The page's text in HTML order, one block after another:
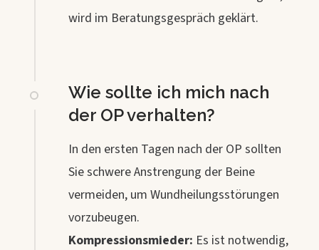
wird im Beratungsgespräch geklärt.
Wie sollte ich mich nach
der OP verhalten?
In den ersten Tagen nach der OP sollten
Sie schwere Anstrengung der Beine
vermeiden, um Wundheilungsstörungen
vorzubeugen.
Kompressionsmieder: Es ist notwendig,